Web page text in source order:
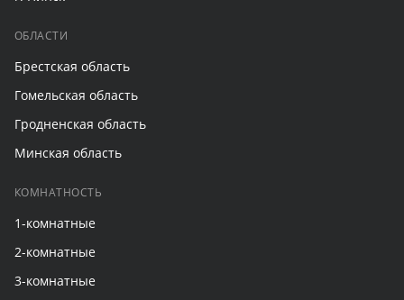
ОБЛАСТИ
Брестская область
Гомельская область
Гродненская область
Минская область
КОМНАТНОСТЬ
1-комнатные
2-комнатные
3-комнатные